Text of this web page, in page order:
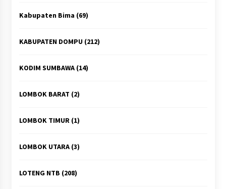
Kabupaten Bima (69)
KABUPATEN DOMPU(212)
KODIM SUMBAWA(14)
LOMBOK BARAT (2)
LOMBOK TIMUR(1)
LOMBOK UTARA(3)
LOTENG NTB (208)